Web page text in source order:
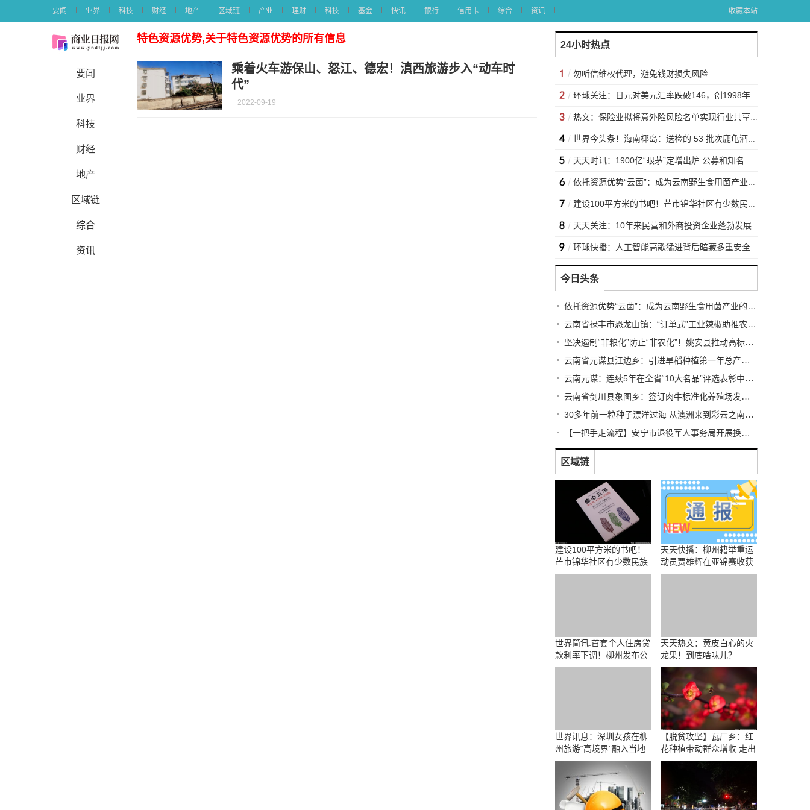
要闻 业界 科技 财经 地产 区域链 产业 理财 科技 基金 快讯 银行 信用卡 综合 资讯 收藏本站
要闻
业界
科技
财经
地产
区域链
综合
资讯
特色资源优势,关于特色资源优势的所有信息
乘着火车游保山、怒江、德宏！滇西旅游步入“动车时
代”
2022-09-19
24小时热点
勿听信维权代理，避免钱财损失风险
环球关注：日元对美元汇率跌破146，创1998年8月以来新低
热文：保险业拟将意外险风险名单实现行业共享！防范保险欺诈再出重拳
世界今头条！海南椰岛：送检的 53 批次鹿龟酒“霉菌和酵母”符合 GB16740-2014规定
天天时讯：1900亿“眼茅”定增出炉 公募和知名外资机构热捧！
依托资源优势“云菌”：成为云南野生食用菌产业的亮丽名片
建设100平方米的书吧！芒市锦华社区有少数民族藏书千余册
天天关注：10年来民营和外商投资企业蓬勃发展
环球快播：人工智能高歌猛进背后暗藏多重安全风险？
今日头条
依托资源优势“云菌”：成为云南野生食用菌产业的亮丽名片
云南省禄丰市恐龙山镇：“订单式”工业辣椒助推农民增收
坚决遏制“非粮化”防止“非农化”！姚安县推动高标准农田建设
云南省元谋县江边乡：引进旱稻种植第一年总产量达1044吨
云南元谋：连续5年在全省“10大名品”评选表彰中有所斩获
云南省剑川县象图乡：签订肉牛标准化养殖场发展建设协议
30多年前一粒种子漂洋过海 从澳洲来到彩云之南扎根临沧
【一把手走流程】安宁市退役军人事务局开展换位体验活动
区域链
建设100平方米的书吧！
芒市锦华社区有少数民族
藏书千余册
天天快播：柳州籍举重运
动员贾雄辉在亚锦赛收获
两金
世界简讯:首套个人住房贷
款利率下调！柳州发布公
积金新政
天天热文：黄皮白心的火
龙果！到底啥味儿？
世界讯息：深圳女孩在柳
州旅游“高境界”融入当地
网友直呼“社牛”
【脱贫攻坚】瓦厂乡：红
花种植带动群众增收 走出
产业发展新路子